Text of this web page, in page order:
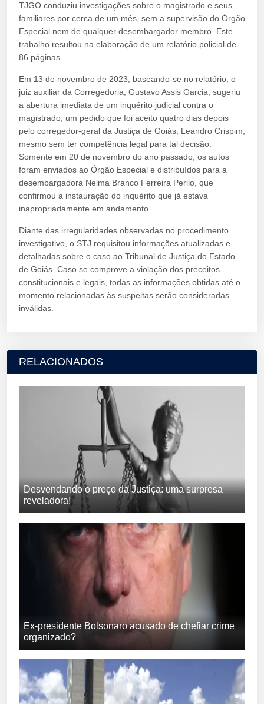
TJGO conduziu investigações sobre o magistrado e seus
familiares por cerca de um mês, sem a supervisão do Órgão
Especial nem de qualquer desembargador membro. Este
trabalho resultou na elaboração de um relatório policial de
86 páginas.
Em 13 de novembro de 2023, baseando-se no relatório, o
juiz auxiliar da Corregedoria, Gustavo Assis Garcia, sugeriu
a abertura imediata de um inquérito judicial contra o
magistrado, um pedido que foi aceito quatro dias depois
pelo corregedor-geral da Justiça de Goiás, Leandro Crispim,
mesmo sem ter competência legal para tal decisão.
Somente em 20 de novembro do ano passado, os autos
foram enviados ao Órgão Especial e distribuídos para a
desembargadora Nelma Branco Ferreira Perilo, que
confirmou a instauração do inquérito que já estava
inapropriadamente em andamento.
Diante das irregularidades observadas no procedimento
investigativo, o STJ requisitou informações atualizadas e
detalhadas sobre o caso ao Tribunal de Justiça do Estado
de Goiás. Caso se comprove a violação dos preceitos
constitucionais e legais, todas as informações obtidas até o
momento relacionadas às suspeitas serão consideradas
inválidas.
RELACIONADOS
Desvendando o preço da Justiça: uma surpresa
reveladora!
Ex-presidente Bolsonaro acusado de chefiar crime
organizado?